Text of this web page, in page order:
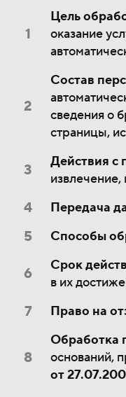
Цель
оказание
Состав
сведения о
страницы,
Действия с
извлечение,
Передача
Способы
Срок
в их
Право на
Обработка
оснований,
от